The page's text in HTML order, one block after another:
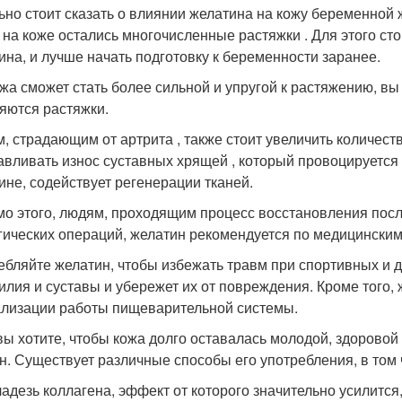
стоит сказать о влиянии желатина на кожу
коже остались многочисленные растяжки . Для этого
и лучше начать подготовку к беременности заранее.
сможет стать более сильной и упругой к растяжению,
растяжки.
страдающим от артрита , также стоит увеличить
износ суставных хрящей , который
содействует регенерации тканей.
этого, людям, проходящим процесс восстановления
операций, желатин рекомендуется по
желатин, чтобы избежать травм при спортивных и
и суставы и убережет их от повреждения. Кроме
работы пищеварительной системы.
хотите, чтобы кожа долго оставалась молодой,
Существует различные способы его употребления, в
коллагена, эффект от которого значительно